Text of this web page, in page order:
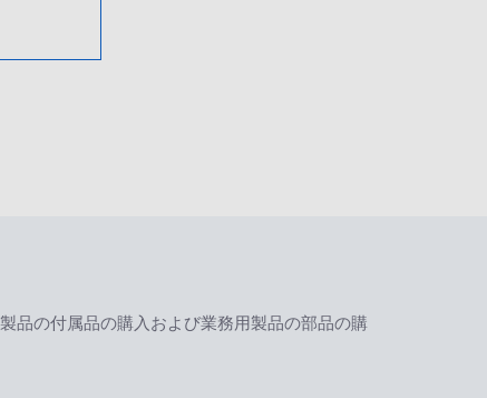
品の付属品の購入および業務用製品の部品の購